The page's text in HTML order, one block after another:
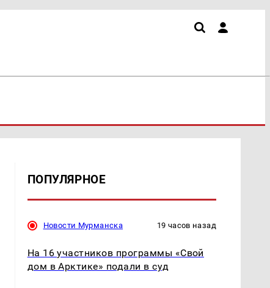
ПОПУЛЯРНОЕ
Новости Мурманска 19 часов назад
На 16 участников программы «Свой
дом в Арктике» подали в суд